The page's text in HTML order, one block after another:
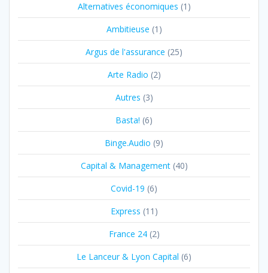
Alternatives économiques (1)
Ambitieuse (1)
Argus de l'assurance (25)
Arte Radio (2)
Autres (3)
Basta! (6)
Binge.Audio (9)
Capital & Management(40)
Covid-19 (6)
Express (11)
France 24(2)
Le Lanceur & Lyon Capital (6)